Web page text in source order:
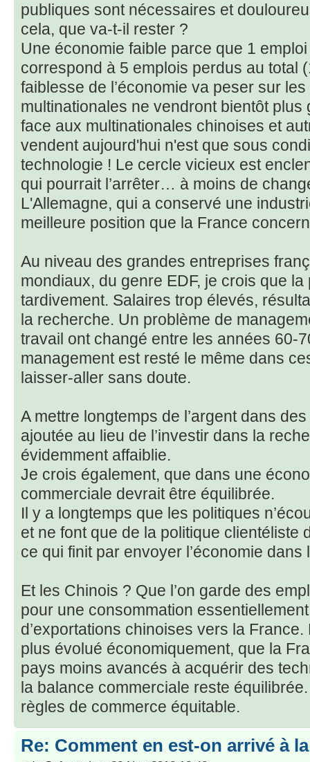
publiques sont nécessaires et
cela, que va-t-il rester ?
Une économie faible parce que 1
correspond à 5 emplois perdus au total
faiblesse de l’économie va peser sur
multinationales ne vendront bientôt plus
face aux multinationales chinoises et
vendent aujourd'hui n'est que sous
technologie ! Le cercle vicieux est
qui pourrait l’arrêter… à moins de
L'Allemagne, qui a conservé une
meilleure position que la France
Au niveau des grandes entreprises
mondiaux, du genre EDF, je crois que la
tardivement. Salaires trop élevés,
la recherche. Un problème de
travail ont changé entre les années 60-
management est resté le même dans
laisser-aller sans doute.
A mettre longtemps de l’argent dans
ajoutée au lieu de l’investir dans la
évidemment affaiblie.
Je crois également, que dans une
commerciale devrait être équilibrée.
Il y a longtemps que les politiques
et ne font que de la politique clientéliste
ce qui finit par envoyer l’économie dans
Et les Chinois ? Que l’on garde des
pour une consommation
d’exportations chinoises vers la
plus évolué économiquement, que la
pays moins avancés à acquérir des
la balance commerciale reste
règles de commerce équitable.
Re: Comment en est-on arrivé à